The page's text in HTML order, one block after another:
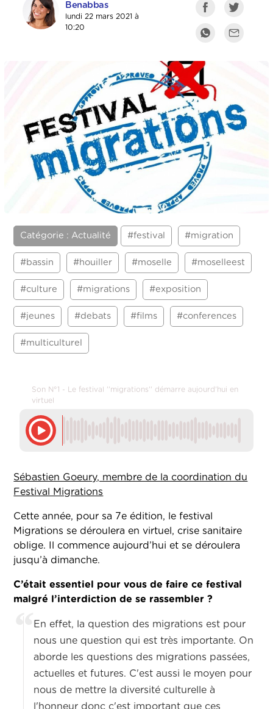
Benabbas
lundi 22 mars 2021 à
10:20
Catégorie : Actualité #festival #migration
#bassin #houiller #moselle #moselleest
#culture #migrations #exposition
#jeunes #debats #films #conferences
#multiculturel
Son N°1 - Le festival ''migrations'' démarre aujourd'hui en
virtuel
Sébastien Goeury, membre de la coordination du
Festival Migrations
Cette année, pour sa 7e édition, le festival
Migrations se déroulera en virtuel, crise sanitaire
oblige. Il commence aujourd’hui et se déroulera
jusqu’à dimanche.
C’était essentiel pour vous de faire ce festival
malgré l’interdiction de se rassembler ?
En effet, la question des migrations est pour
nous une question qui est très importante. On
aborde les questions des migrations passées,
actuelles et futures. C'est aussi le moyen pour
nous de mettre la diversité culturelle à
l'honneur donc c'est important que ces